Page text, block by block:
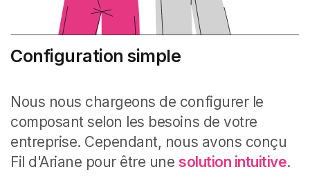
Configuration simple
Nous nous chargeons de configurer le
composant selon les besoins de votre
entreprise. Cependant, nous avons conçu
Fil d'Ariane pour être une solution intuitive.